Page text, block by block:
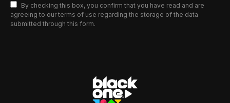
By checking this box, you confirm that you have read and are
agreeing to our terms of use regarding the storage of the data
submitted through this form.